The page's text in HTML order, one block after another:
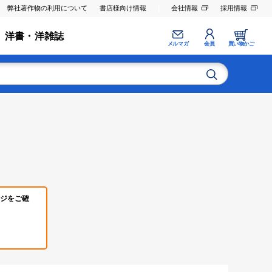
弊社著作物の利用について 書店様向け情報 会社情報 採用情報
洋書・洋雑誌
メルマガ 会員 買い物かご
をご確